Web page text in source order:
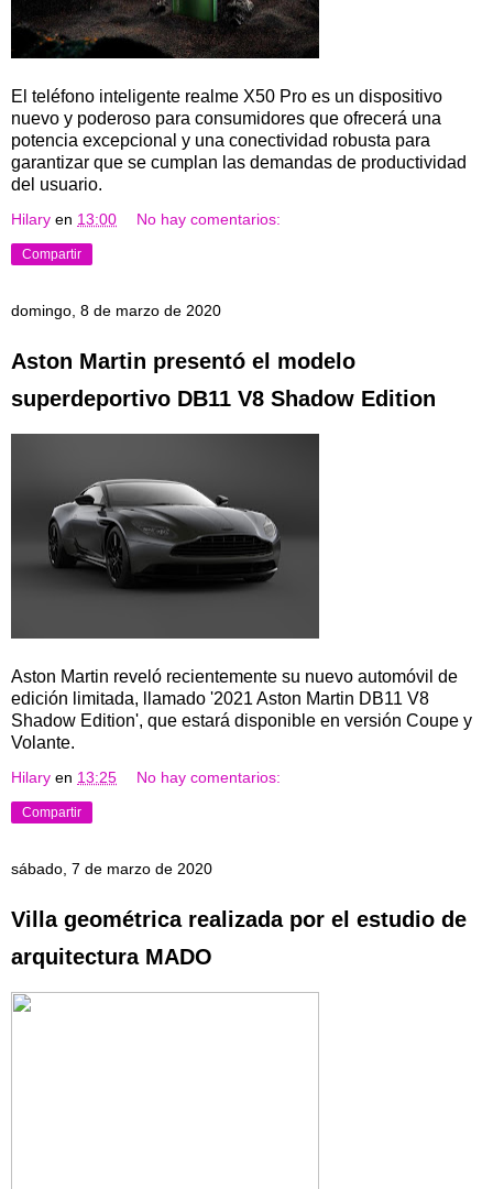
El teléfono inteligente realme X50 Pro es un dispositivo
nuevo y poderoso para consumidores que ofrecerá una
potencia excepcional y una conectividad robusta para
garantizar que se cumplan las demandas de productividad
del usuario.
Hilary en 13:00 No hay comentarios:
Compartir
domingo, 8 de marzo de 2020
Aston Martin presentó el modelo
superdeportivo DB11 V8 Shadow Edition
Aston Martin reveló recientemente su nuevo automóvil de
edición limitada, llamado '2021 Aston Martin DB11 V8
Shadow Edition', que estará disponible en versión Coupe y
Volante.
Hilary en 13:25 No hay comentarios:
Compartir
sábado, 7 de marzo de 2020
Villa geométrica realizada por el estudio de
arquitectura MADO